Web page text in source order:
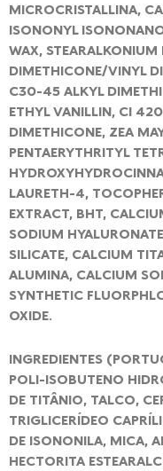
MICROCRISTALLINA,
ISONONYL
WAX,
DIMETHICONE/VINYL
C30-45 ALKYL
ETHYL VANILLIN, CI
DIMETHICONE, ZEA
PENTAERYTHRITYL
LAURETH-4,
EXTRACT, BHT,
SODIUM
SILICATE, CALCIUM
ALUMINA, CALCIUM
SYNTHETIC
OXIDE.
INGREDIENTES
POLI-ISOBUTENO
DE TITÂNIO, TALCO,
TRIGLICERÍDEO
DE ISONONILA, MICA,
HECTORITA